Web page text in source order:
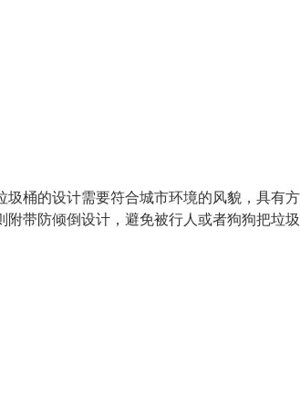
的设计需要符合城市环境的风貌，具有方
附带防倾倒设计，避免被行人或者狗狗把垃